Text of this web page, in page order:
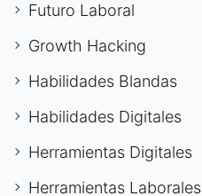
Futuro Laboral
Growth Hacking
Habilidades Blandas
Habilidades Digitales
Herramientas Digitales
Herramientas Laborales